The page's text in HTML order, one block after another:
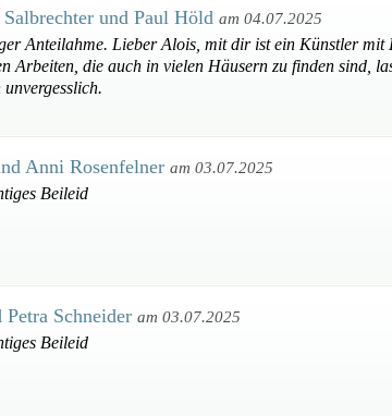
Salbrechter und Paul Höld am 04.07.2025
Anteilahme. Lieber Alois, mit dir ist ein Künstler mit
Arbeiten, die auch in vielen Häusern zu finden sind,
Anni Rosenfelner am 03.07.2025
Beileid
Petra Schneider am 03.07.2025
Beileid